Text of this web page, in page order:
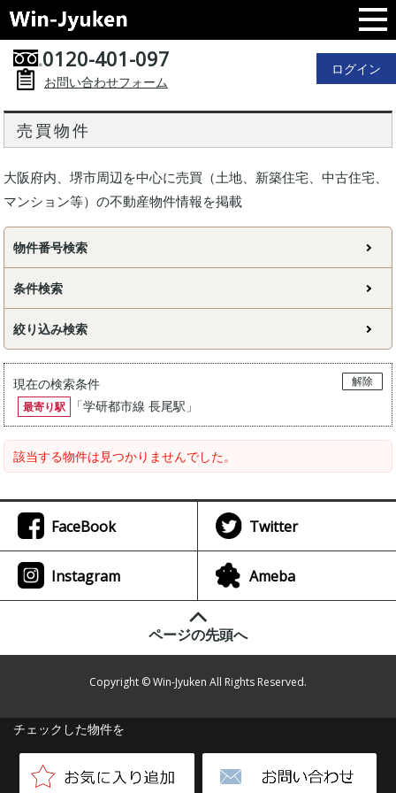
0120-401-097
お問い合わせフォーム
ログイン
売買物件
大阪府内、堺市周辺を中心に売買（土地、新築住宅、中古住宅、
マンション等）の不動産物件情報を掲載
物件番号検索
条件検索
絞り込み検索
現在の検索条件
解除
最寄り駅
「学研都市線 長尾駅 」
該当する物件は見つかりませんでした。
チェックした物件を
FaceBook Twitter
Instagram Ameba
ページの先頭へ
Copyright © Win-Jyuken All Rights Reserved.